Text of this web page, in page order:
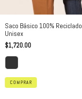
Saco Básico 100% Reciclado
Unisex
$1,720.00
COMPRAR